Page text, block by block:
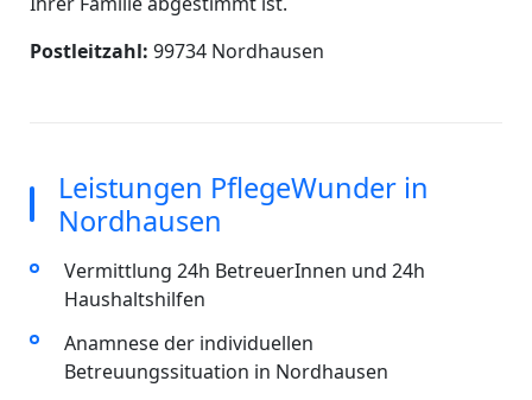
Postleitzahl: 99734 Nordhausen
Leistungen PflegeWunder in
Nordhausen
Vermittlung 24h BetreuerInnen und 24h
Haushaltshilfen
Anamnese der individuellen
Betreuungssituation in Nordhausen